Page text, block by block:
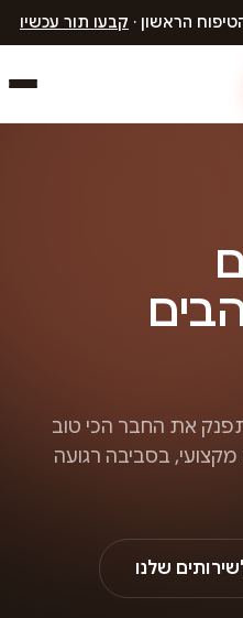
קבעו תור עכשיו
את החבר הכי טוב
בסביבה רגועה
שלנו